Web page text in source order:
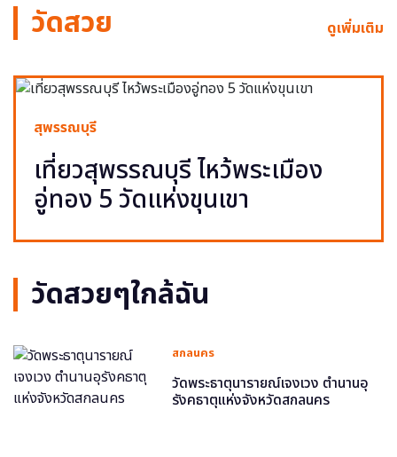
วัดสวย ดูเพิ่มเติม
สุพรรณบุรี
เที่ยวสุพรรณบุรี ไหว้พระเมือง
อู่ทอง 5 วัดแห่งขุนเขา
วัดสวยๆใกล้ฉัน
สกลนคร
วัดพระธาตุนารายณ์เจงเวง ตำนานอุ
รังคธาตุแห่งจังหวัดสกลนคร